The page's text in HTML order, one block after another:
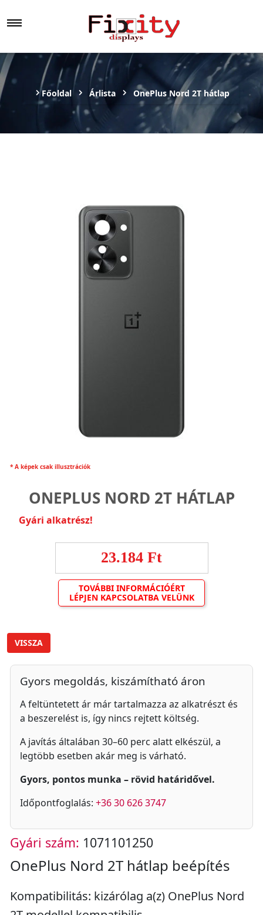
Főoldal Árlista OnePlus Nord 2T hátlap
* A képek csak illusztrációk
ONEPLUS NORD 2T HÁTLAP
Gyári alkatrész!
23.184 Ft
TOVÁBBI INFORMÁCIÓÉRT
LÉPJEN KAPCSOLATBA VELÜNK
VISSZA
Gyors megoldás, kiszámítható áron
A feltüntetett ár már tartalmazza az alkatrészt és
a beszerelést is, így nincs rejtett költség.
A javítás általában 30–60 perc alatt elkészül, a
legtöbb esetben akár meg is várható.
Gyors, pontos munka – rövid határidővel.
Időpontfoglalás: +36 30 626 3747
Gyári szám: 1071101250
OnePlus Nord 2T hátlap beépítés
Kompatibilitás: kizárólag a(z) OnePlus Nord